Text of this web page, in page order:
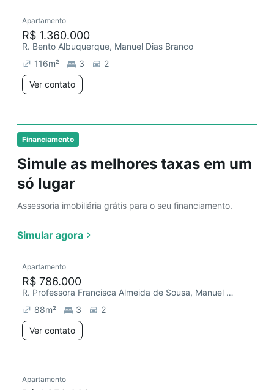
Financiamento
Simule as melhores taxas em um
só lugar
Assessoria imobiliária grátis para o seu financiamento.
Simular agora
Apartamento
R$ 1.360.000
R. Bento Albuquerque, Manuel Dias Branco
116m² 3
2
Ver contato
Apartamento
R$ 786.000
R. Professora Francisca Almeida de Sousa, Manuel Dias Branco
88m² 3
2
Ver contato
Apartamento